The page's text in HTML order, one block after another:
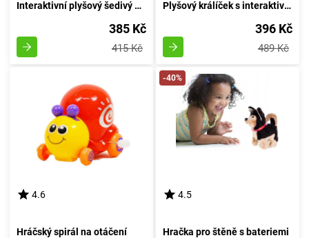
Interaktivní plyšový šedivý pejsek s funkcemi
385 Kč
415 Kč
Plyšový králíček s interaktivním skákáním - bílý
396 Kč
489 Kč
4.6
Hráčský spirál na otáčení
-40%
4.5
Hračka pro štěně s bateriemi